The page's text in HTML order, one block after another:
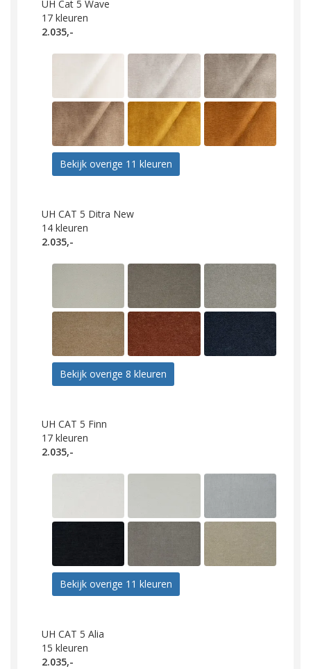
UH Cat 5 Wave
17 kleuren
2.035,-
Bekijk overige 11 kleuren
UH CAT 5 Ditra New
14 kleuren
2.035,-
Bekijk overige 8 kleuren
UH CAT 5 Finn
17 kleuren
2.035,-
Bekijk overige 11 kleuren
UH CAT 5 Alia
15 kleuren
2.035,-